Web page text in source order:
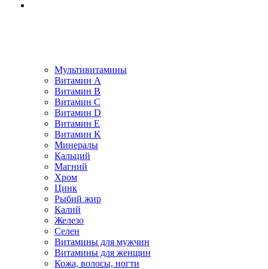
Мультивитамины
Витамин A
Витамин B
Витамин C
Витамин D
Витамин E
Витамин K
Минералы
Кальций
Магний
Хром
Цинк
Рыбий жир
Калий
Железо
Селен
Витамины для мужчин
Витамины для женщин
Кожа, волосы, ногти